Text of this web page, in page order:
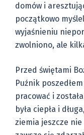
domów i
początkowo
wyjaśnieniu
zwolniono, ale
Przed świętami
Puźnik
pracować i
była ciepła i
ziemia jeszcze